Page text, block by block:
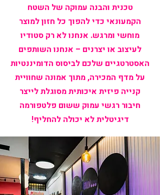
טכנית והבנה עמוקה של השטח
הקמעונאי כדי להפוך כל חזון למוצר
מוחשי ומרגש. אנחנו לא רק סטודיו
לעיצוב או יצרנים – אנחנו השותפים
האסטרטגיים שלכם לביסוס הדומיננטיות
על מדף המכירה, מתוך אמונה שחוויית
קנייה פיזית איכותית מסוגלת לייצר
חיבור רגשי עמוק ששום פלטפורמה
דיגיטלית לא יכולה להחליף!